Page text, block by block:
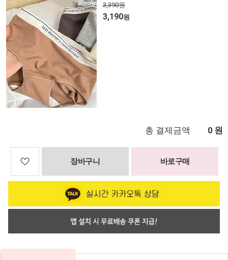
3,390원
3,190원
총 결제금액 0 원
장바구니 바로구매